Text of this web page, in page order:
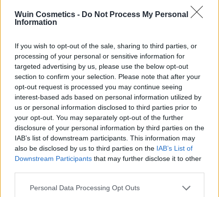
Wuin Cosmetics - Do Not Process My Personal
Information
If you wish to opt-out of the sale, sharing to third parties, or
processing of your personal or sensitive information for
targeted advertising by us, please use the below opt-out
section to confirm your selection. Please note that after your
opt-out request is processed you may continue seeing
interest-based ads based on personal information utilized by
us or personal information disclosed to third parties prior to
your opt-out. You may separately opt-out of the further
disclosure of your personal information by third parties on the
IAB’s list of downstream participants. This information may
also be disclosed by us to third parties on the IAB’s List of
Downstream Participants that may further disclose it to other
Please note that this website/app uses one or more Google
Personal Data Processing Opt Outs
DESCRIPCIÓN
Lejía perfumada con detergente Limón 1,5 L.
Limpieza y desinfección doméstica
Producto denso y perfumado limón
Limpieza y desinfección de suelos, azulejos,
cocinas, baños, cerámica, superficies duras e
incluso ropa blanca
NO APTA PARA DESINFECCIÓN DE AGUA DE BEBIDA